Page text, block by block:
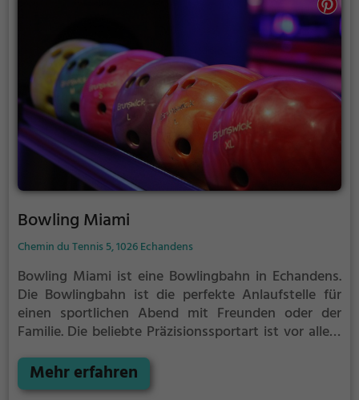
Bowling Miami
Chemin du Tennis 5, 1026 Echandens
Bowling Miami ist eine Bowlingbahn in Echandens.
Die Bowlingbahn ist die perfekte Anlaufstelle für
einen sportlichen Abend mit Freunden oder der
Familie. Die beliebte Präzisionssportart ist vor allem
Freizeitbeschäftigung, sportliche Betätigung und
Wettbewerbscharakter inklusive.
Mehr erfahren